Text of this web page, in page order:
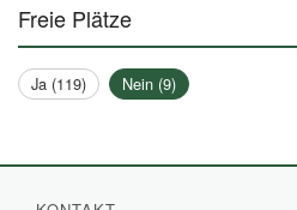
Freie Plätze
Ja (119) Nein (9)